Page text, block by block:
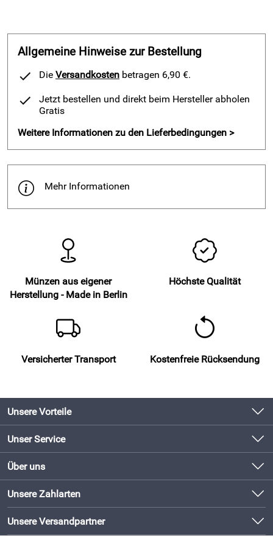
Auflage: 500 Stück
Berlin, www.muenze-berlin.de
Allgemeine Hinweise zur Bestellung
Die Versandkosten betragen 6,90 €.
Jetzt bestellen und direkt beim Hersteller abholen
Gratis
Weitere Informationen zu den Lieferbedingungen >
Mehr Informationen
Münzen aus eigener
Herstellung - Made in Berlin
Höchste Qualität
Versicherter Transport Kostenfreie Rücksendung
Unsere Vorteile
Produkte original und direkt vom Hersteller
Bewährte Qualität
Bestellen und direkt beim Hersteller abholen!
Unser Service
Kontakt
Newsletter
Lieferbedingungen
Kundenlogin
Über uns
Unsere Bestseller
Neu
Unsere Zahlarten
Unsere Versandpartner